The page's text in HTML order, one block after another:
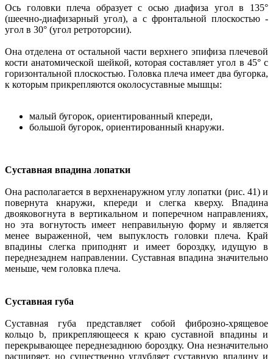
Ось головки плеча образует с осью диафиза угол в 135°
(шеечно-диафизарный угол), а с фронтальной плоскостью -
угол в 30° (угол ретроторсии).
Она отделена от остальной части верхнего эпифиза плечевой
кости анатомической шейкой, которая составляет угол в 45° с
горизонтальной плоскостью. Головка плеча имеет два бугорка,
к которым прикрепляются околосуставные мышцы:
малый бугорок, ориентированный кпереди,
большой бугорок, ориентированный кнаружи.
Суставная впадина лопатки
Она располагается в верхненаружном углу лопатки (рис. 41) и
повернута кнаружи, кпереди и слегка кверху. Впадина
двояковогнута в вертикальном и поперечном направлениях,
но эта вогнутость имеет неправильную форму и является
менее выраженной, чем выпуклость головки плеча. Край
впадины слегка приподнят и имеет бороздку, идущую в
переднезаднем направлении. Суставная впадина значительно
меньше, чем головка плеча.
Суставная губа
Суставная губа представляет собой фиброзно-хрящевое
кольцо b, прикрепляющееся к краю суставной впадины и
перекрывающее переднезаднюю бороздку. Она незначительно
расширяет, но существенно углубляет суставную впадину и